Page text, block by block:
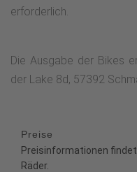
erforderlich.
Die Ausgabe der Bikes
der Lake 8d, 57392
Preise
Preisinformationen
Räder.